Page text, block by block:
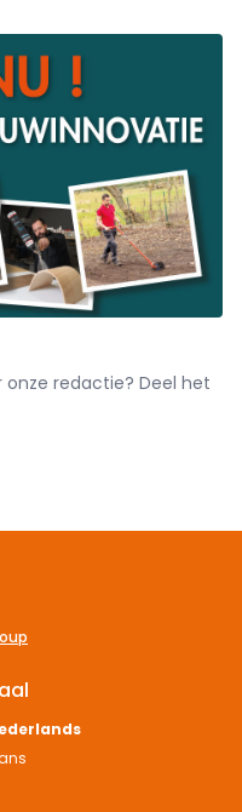
onze redactie? Deel het